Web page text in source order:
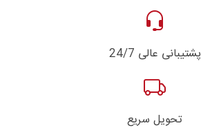
پشتیبانی عالی 24/7
تحویل سریع